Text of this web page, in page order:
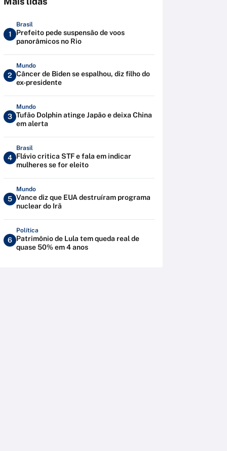
1
Brasil
Prefeito pede suspensão de voos
panorâmicos no Rio
2
Mundo
Câncer de Biden se espalhou, diz filho do
ex-presidente
3
Mundo
Tufão Dolphin atinge Japão e deixa China
em alerta
4
Brasil
Flávio critica STF e fala em indicar
mulheres se for eleito
5
Mundo
Vance diz que EUA destruíram programa
nuclear do Irã
6
Política
Patrimônio de Lula tem queda real de
quase 50% em 4 anos